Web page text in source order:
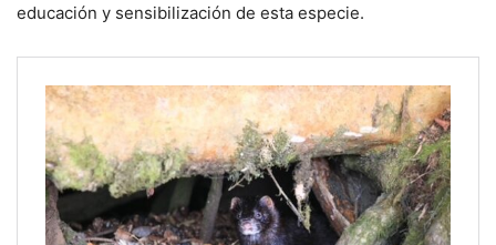
educación y sensibilización de esta especie.